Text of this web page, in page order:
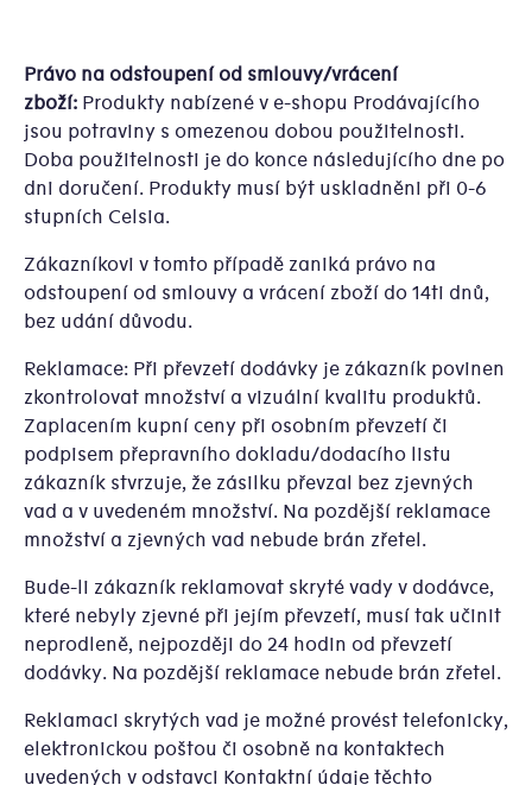
Právo na odstoupení od smlouvy/vrácení
zboží: Produkty nabízené v e-shopu Prodávajícího
jsou potraviny s omezenou dobou použitelnosti.
Doba použitelnosti je do konce následujícího dne po
dni doručení. Produkty musí být uskladněni při 0-6
stupních Celsia.
Zákazníkovi v tomto případě zaniká právo na
odstoupení od smlouvy a vrácení zboží do 14ti dnů,
bez udání důvodu.
Reklamace: Při převzetí dodávky je zákazník povinen
zkontrolovat množství a vizuální kvalitu produktů.
Zaplacením kupní ceny při osobním převzetí či
podpisem přepravního dokladu/dodacího listu
zákazník stvrzuje, že zásilku převzal bez zjevných
vad a v uvedeném množství. Na pozdější reklamace
množství a zjevných vad nebude brán zřetel.
Bude-li zákazník reklamovat skryté vady v dodávce,
které nebyly zjevné při jejím převzetí, musí tak učinit
neprodleně, nejpozději do 24 hodin od převzetí
dodávky. Na pozdější reklamace nebude brán zřetel.
Reklamaci skrytých vad je možné provést telefonicky,
elektronickou poštou či osobně na kontaktech
uvedených v odstavci Kontaktní údaje těchto